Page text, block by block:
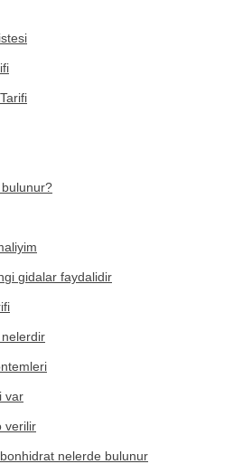
gidalar faydalidir
var
verilir
nelerde bulunur